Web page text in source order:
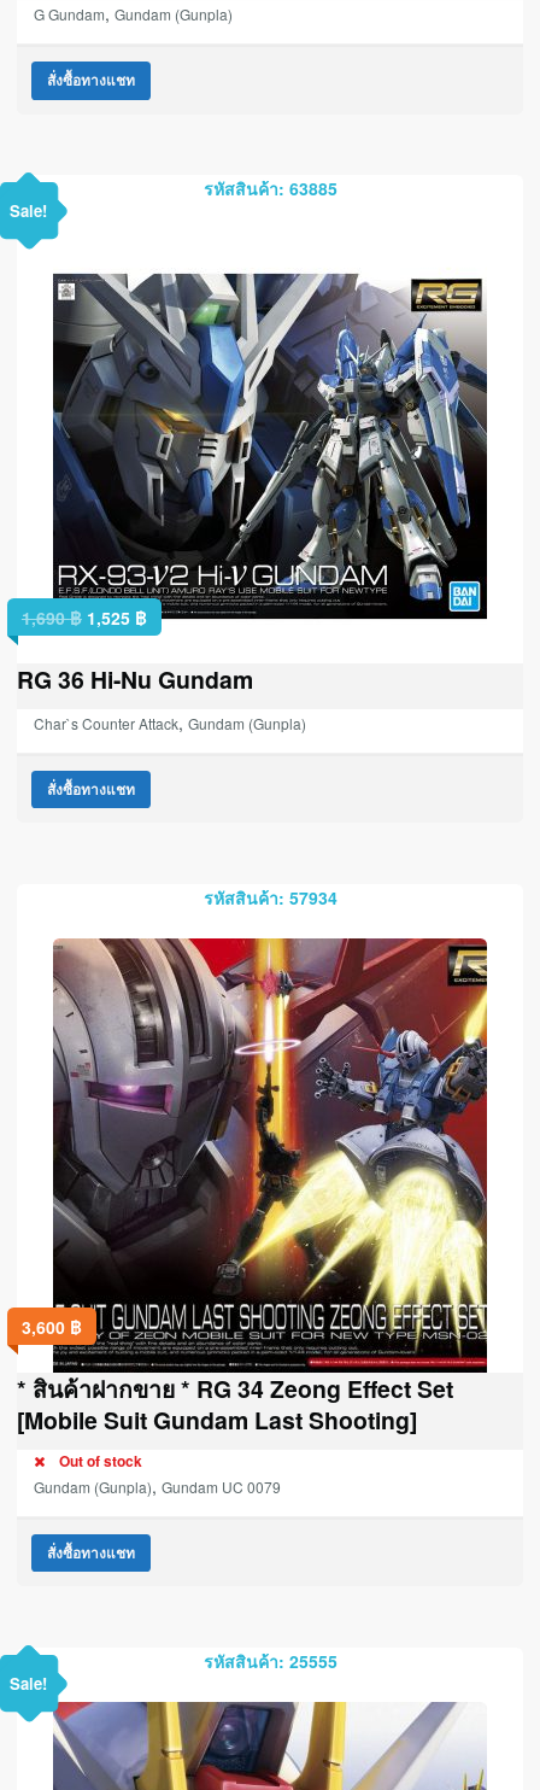
G Gundam, Gundam (Gunpla)
สั่งซื้อทางแชท
รหัสสินค้า: 63885
Sale!
1,690฿ 1,525 ฿
RG 36 Hi-Nu Gundam
Char`s Counter Attack, Gundam (Gunpla)
สั่งซื้อทางแชท
รหัสสินค้า: 57934
3,600 ฿
* สินค้าฝากขาย * RG 34 Zeong Effect Set
[Mobile Suit Gundam Last Shooting]
Out of stock
Gundam (Gunpla), Gundam UC 0079
สั่งซื้อทางแชท
รหัสสินค้า: 25555
Sale!